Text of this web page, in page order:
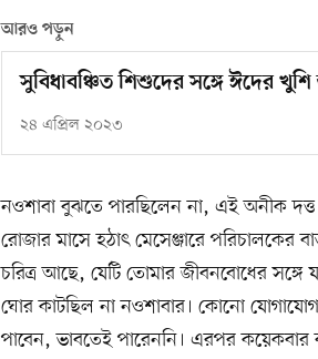
আরও পড়ুন
সুবিধাবঞ্চিত শিশুদের সঙ্গে ঈদের
২৪ এপ্রিল ২০২৩
নওশাবা বুঝতে পারছিলেন না, এই অনীক দত্ত
রোজার মাসে হঠাৎ মেসেঞ্জারে পরিচালকের
চরিত্র আছে, যেটি তোমার জীবনবোধের সঙ্গে
ঘোর কাটছিল না নওশাবার। কোনো
পাবেন, ভাবতেই পারেননি। এরপর কয়েকবার